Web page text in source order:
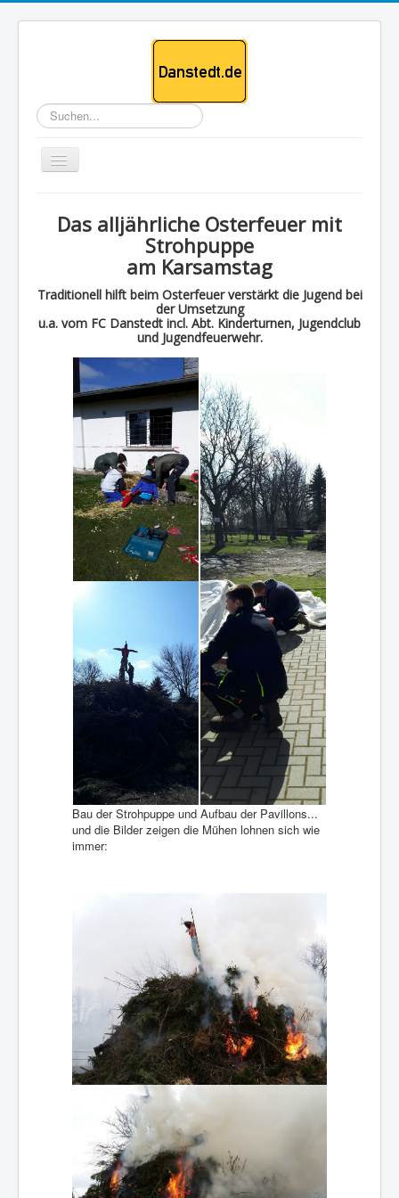
Suchen...
Toggle
Navigation
Feuerwehr
Mühle
Fußball
Tischtennis
Angeln
Jugendclub
Veranstaltungen
Das alljährliche Osterfeuer mit
Strohpuppe
am Karsamstag
Traditionell hilft beim Osterfeuer verstärkt die Jugend bei
der Umsetzung
u.a. vom FC Danstedt incl. Abt. Kinderturnen, Jugendclub
und Jugendfeuerwehr.
Bau der Strohpuppe und Aufbau der Pavillons...
und die Bilder zeigen die Mühen lohnen sich wie
immer: